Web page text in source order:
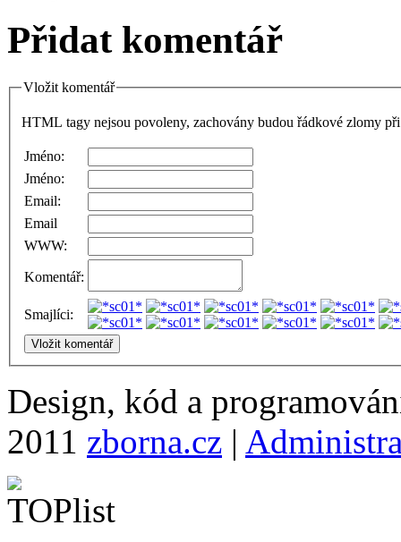
Přidat komentář
Vložit komentář
HTML tagy nejsou povoleny, zachovány budou řádkové zlomy
Jméno:
Jméno:
Email:
Email
WWW:
Komentář:
Smajlíci:
Design, kód a
2011 zborna.cz |